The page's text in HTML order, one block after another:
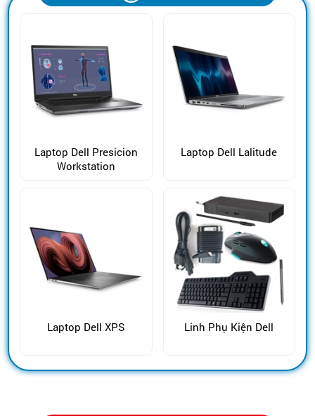
Laptop Dell Presicion
Workstation
Laptop Dell XPS
Laptop Dell Lalitude
Linh Phụ Kiện Dell